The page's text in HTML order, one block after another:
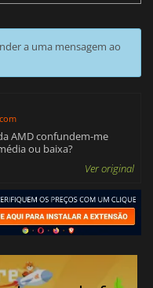
a uma mensagem ao
AMD confundem-me
ou baixa?
Ver original